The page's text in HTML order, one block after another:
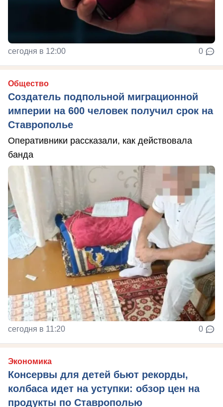
сегодня в 12:00 0
Общество
Создатель подпольной миграционной
империи на 600 человек получил срок на
Ставрополье
Оперативники рассказали, как действовала
банда
сегодня в 11:20 0
Экономика
Консервы для детей бьют рекорды,
колбаса идет на уступки: обзор цен на
продукты по Ставрополью